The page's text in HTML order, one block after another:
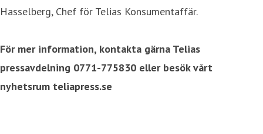
Hasselberg, Chef för Telias Konsumentaffär.
För mer information, kontakta gärna Telias
pressavdelning 0771-775830 eller besök vårt
nyhetsrum teliapress.se